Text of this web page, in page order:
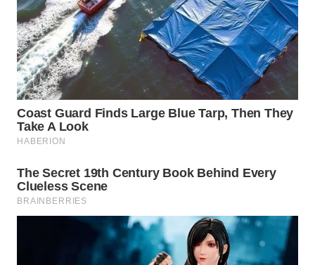
WAHANA
NEWS
WAHANA
TANI
WAHANA
ADVOKAT
WAHANA
INFRASTRUKTUR